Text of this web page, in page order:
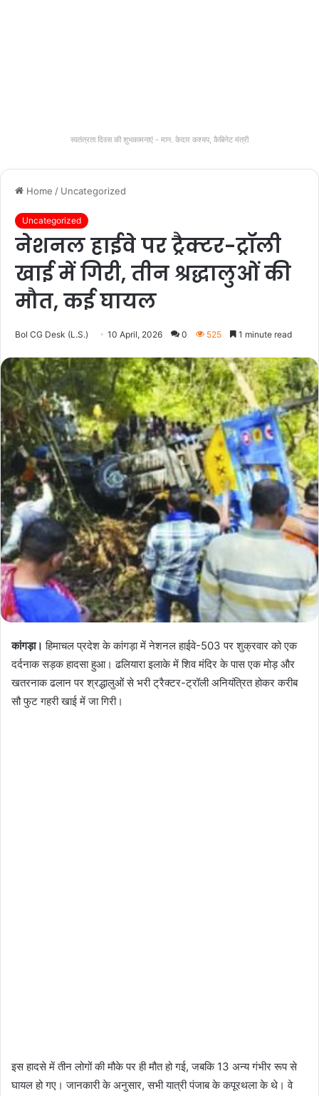
स्वतंत्रता दिवस की शुभकामनाएं - मान. केदार कश्यप, कैबिनेट मंत्री
Home / Uncategorized
Uncategorized
नेशनल हाईवे पर ट्रैक्टर-ट्रॉली
खाई में गिरी, तीन श्रद्धालुओं की
मौत, कई घायल
Bol CG Desk (L.S.) 10 April, 2026 0 525 1 minute read
कांगड़ा। हिमाचल प्रदेश के कांगड़ा में नेशनल हाईवे-503 पर शुक्रवार को एक
दर्दनाक सड़क हादसा हुआ। ढलियारा इलाके में शिव मंदिर के पास एक मोड़ और
खतरनाक ढलान पर श्रद्धालुओं से भरी ट्रैक्टर-ट्रॉली अनियंत्रित होकर करीब
सौ फुट गहरी खाई में जा गिरी।
इस हादसे में तीन लोगों की मौके पर ही मौत हो गई, जबकि 13 अन्य गंभीर रूप से
घायल हो गए। जानकारी के अनुसार, सभी यात्री पंजाब के कपूरथला के थे। वे